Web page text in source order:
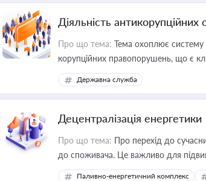
Діяльність
Про що тема: Тема охоплює систему
корупційних правопорушень, що є
та бізнесі
Державна служба
Децентралізація енергетики
Про що тема: Про перехід до
до споживача. Це важливо для
стимулювання розвитку
Паливно-енергетичний комплекс